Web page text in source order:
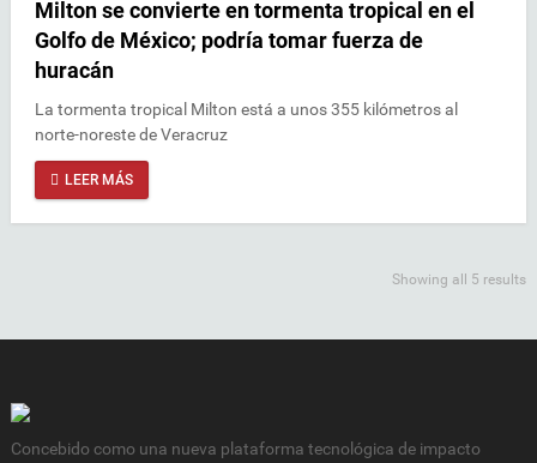
Milton se convierte en tormenta tropical en el
Golfo de México; podría tomar fuerza de
huracán
La tormenta tropical Milton está a unos 355 kilómetros al
norte-noreste de Veracruz
LEER MÁS
Showing all 5 results
Concebido como una nueva plataforma tecnológica de impacto